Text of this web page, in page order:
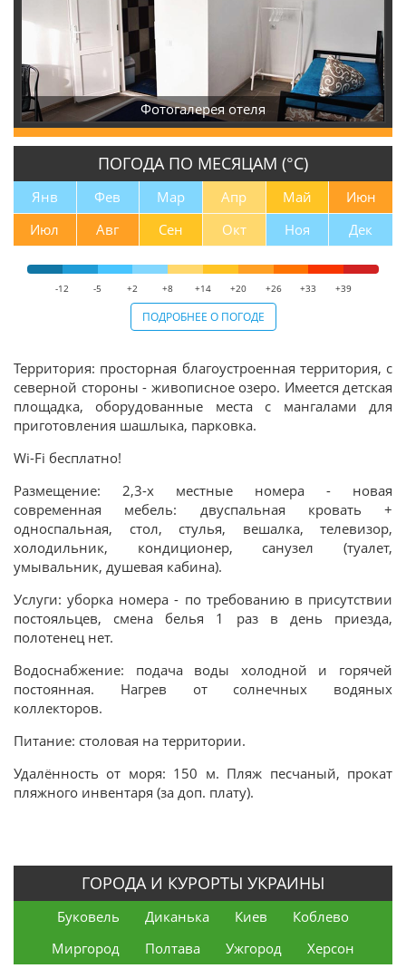
Фотогалерея отеля
ПОГОДА ПО МЕСЯЦАМ (°С)
Янв Фев Мар Апр Май
Июн
Июл
Авг Сен Окт Ноя Дек
-12 -5 +2 +8 +14 +20 +26 +33 +39
ПОДРОБНЕЕ О ПОГОДЕ
Территория: просторная благоустроенная территория, с
северной стороны - живописное озеро. Имеется детская
площадка, оборудованные места с мангалами для
приготовления шашлыка, парковка.
Wi-Fi бесплатно!
Размещение: 2,3-х местные номера - новая
современная мебель: двуспальная кровать +
односпальная, стол, стулья, вешалка, телевизор,
холодильник, кондиционер, санузел (туалет,
умывальник, душевая кабина).
Услуги:уборка номера - по требованию в присутствии
постояльцев, смена белья 1 раз в день приезда,
полотенец нет.
Водоснабжение: подача воды холодной и горячей
постоянная. Нагрев от солнечных водяных
коллекторов.
Питание: столовая на территории.
Удалённость от моря: 150 м. Пляж песчаный, прокат
пляжного инвентаря (за доп. плату).
ГОРОДА И КУРОРТЫ УКРАИНЫ
Буковель Диканька Киев
Коблево
Миргород
Полтава Ужгород Херсон